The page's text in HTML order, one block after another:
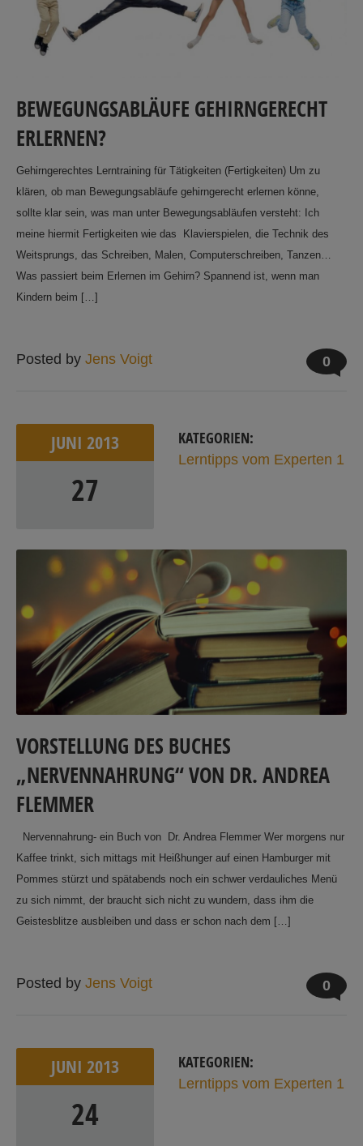
BEWEGUNGSABLÄUFE GEHIRNGERECHT
ERLERNEN?
Gehirngerechtes Lerntraining für Tätigkeiten (Fertigkeiten) Um zu
klären, ob man Bewegungsabläufe gehirngerecht erlernen könne,
sollte klar sein, was man unter Bewegungsabläufen versteht: Ich
meine hiermit Fertigkeiten wie das Klavierspielen, die Technik des
Weitsprungs, das Schreiben, Malen, Computerschreiben, Tanzen…
Was passiert beim Erlernen im Gehirn? Spannend ist, wenn man
Kindern beim […]
Posted by Jens Voigt 0
JUNI 2013
27
KATEGORIEN:
Lerntipps vom Experten 1
VORSTELLUNG DES BUCHES
„NERVENNAHRUNG“ VON DR. ANDREA
FLEMMER
Nervennahrung- ein Buch von Dr. Andrea Flemmer Wer morgens nur
Kaffee trinkt, sich mittags mit Heißhunger auf einen Hamburger mit
Pommes stürzt und spätabends noch ein schwer verdauliches Menü
zu sich nimmt, der braucht sich nicht zu wundern, dass ihm die
Geistesblitze ausbleiben und dass er schon nach dem […]
Posted by Jens Voigt 0
JUNI 2013
24
KATEGORIEN:
Lerntipps vom Experten 1